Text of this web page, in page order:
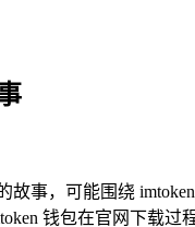
事，可能围绕
钱包在官网下载过